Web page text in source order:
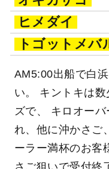
ヒメダイ
トゴットメバ
AM5:00出船で白
い。 キントキは
ズで、 キロオー
れ、他に沖かさご
ーラー満杯のお客